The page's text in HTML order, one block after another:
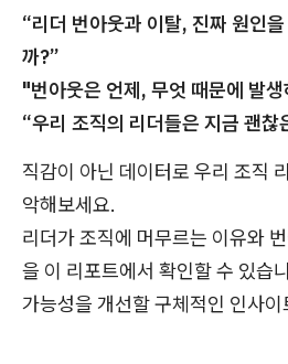
“리더 번아웃과 이탈, 진짜 원인
까?”
"번아웃은 언제, 무엇 때문에 발
“우리 조직의 리더들은 지금 괜찮
직감이 아닌 데이터로 우리 조직
악해보세요.
리더가 조직에 머무르는 이유와
을 이 리포트에서 확인할 수 있습
가능성을 개선할 구체적인 인사